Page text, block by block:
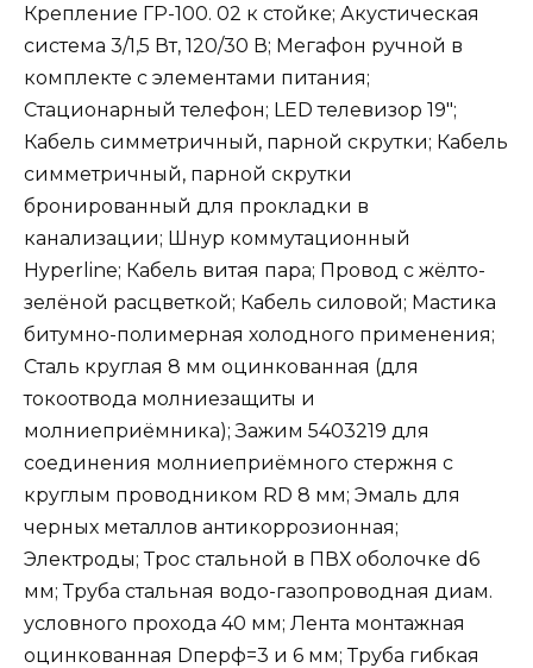
Крепление ГР-100. 02 к стойке; Акустическая
система 3/1,5 Вт, 120/30 В; Мегафон ручной в
комплекте с элементами питания;
Стационарный телефон; LED телевизор 19″;
Кабель симметричный, парной скрутки; Кабель
симметричный, парной скрутки
бронированный для прокладки в
канализации; Шнур коммутационный
Hyperline; Кабель витая пара; Провод с жёлто-
зелёной расцветкой; Кабель силовой; Мастика
битумно-полимерная холодного применения;
Сталь круглая 8 мм оцинкованная (для
токоотвода молниезащиты и
молниеприёмника); Зажим 5403219 для
соединения молниеприёмного стержня с
круглым проводником RD 8 мм; Эмаль для
черных металлов антикоррозионная;
Электроды; Трос стальной в ПВХ оболочке d6
мм; Труба стальная водо-газопроводная диам.
условного прохода 40 мм; Лента монтажная
оцинкованная Dперф=3 и 6 мм; Труба гибкая